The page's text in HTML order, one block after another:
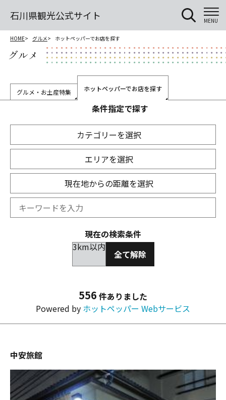
石川県観光公式サイト MENU
HOME グルメ ホットペッパーでお店を探す
グルメ
グルメ・お土産特集 ホットペッパーでお店を探す
条件指定で探す
カテゴリーを選択
エリアを選択
現在地からの距離を選択
現在の検索条件
3km以内
全て解除
556 件ありました
Powered by ホットペッパー Webサービス
中安旅館